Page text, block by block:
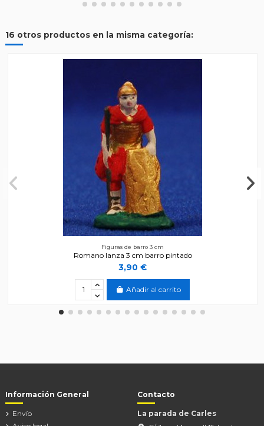
16 otros productos en la misma categoría:
Figuras de barro 3 cm
Romano lanza 3 cm barro pintado
3,90 €
Añadir al carrito
Información General
Envío
Contacto
La parada de Carles